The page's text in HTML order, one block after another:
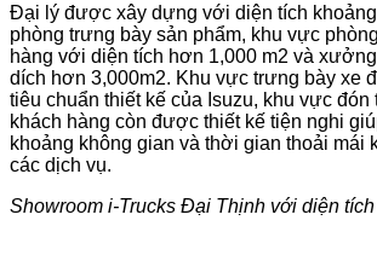
Đại lý được xây dựng với diện tích khoảng
phòng trưng bày sản phẩm, khu vực
hàng với diện tích hơn 1,000 m2 và
dích hơn 3,000m2. Khu vực trưng bày xe
tiêu chuẩn thiết kế của Isuzu, khu vực
khách hàng còn được thiết kế tiện nghi
khoảng không gian và thời gian thoải mái
các dịch vụ.
Showroom i-Trucks Đại Thịnh với diện